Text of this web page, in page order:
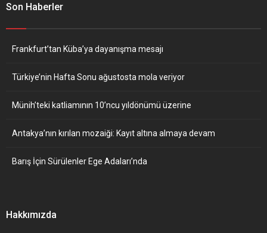
Son Haberler
Frankfurt’tan Küba’ya dayanışma mesajı
Türkiye’nin Hafta Sonu ağustosta mola veriyor
Münih’teki katliamının 10’ncu yıldönümü üzerine
Antakya’nın kırılan mozaiği: Kayıt altına almaya devam
Barış İçin Sürülenler Ege Adaları’nda
Hakkımızda